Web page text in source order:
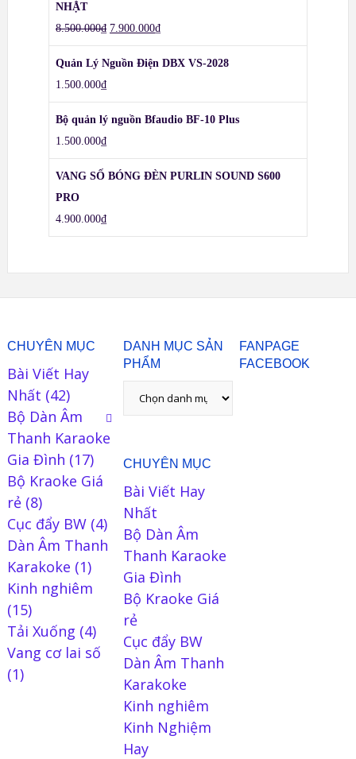
NHẬT
8.500.000₫ 7.900.000₫
Quản Lý Nguồn Điện DBX VS-2028
1.500.000₫
Bộ quản lý nguồn Bfaudio BF-10 Plus
1.500.000₫
VANG SỐ BÓNG ĐÈN PURLIN SOUND S600
PRO
4.900.000₫
CHUYÊN MỤC
Bài Viết Hay
Nhất (42)
Bộ Dàn Âm
Thanh Karaoke
Gia Đình (17)
Bộ Kraoke Giá
rẻ(8)
Cục đẩy BW(4)
Dàn Âm Thanh
Karakoke (1)
Kinh nghiêm
(15)
Tải Xuống (4)
Vang cơ lai số
(1)
DANH MỤC SẢN
PHẨM
CHUYÊN MỤC
Bài Viết Hay
Nhất
Bộ Dàn Âm
Thanh Karaoke
Gia Đình
Bộ Kraoke Giá
rẻ
Cục đẩy BW
Dàn Âm Thanh
Karakoke
Kinh nghiêm
Kinh Nghiệm
Hay
FANPAGE
FACEBOOK